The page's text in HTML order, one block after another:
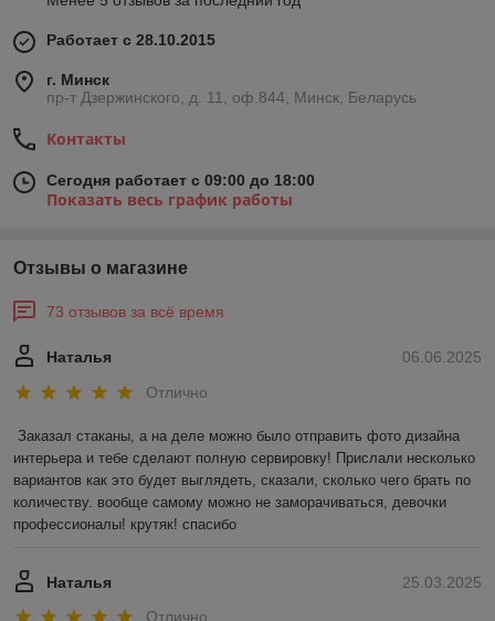
Работает с 28.10.2015
г. Минск
пр-т Дзержинского, д. 11, оф.844, Минск, Беларусь
Контакты
Сегодня работает с 09:00 до 18:00
Показать весь график работы
Отзывы о магазине
73 отзывов за всё время
06.06.2025
Наталья
Отлично
Заказал стаканы, а на деле можно было отправить фото дизайна
интерьера и тебе сделают полную сервировку! Прислали несколько
вариантов как это будет выглядеть, сказали, сколько чего брать по
количеству. вообще самому можно не заморачиваться, девочки
профессионалы! крутяк! спасибо
25.03.2025
Наталья
Отлично